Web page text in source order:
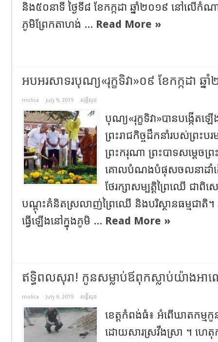
និង៥០នាទី ថ្ងៃទី៨ ខែកក្កដា ឆ្នាំ២០១៩ នៅលើកំណ
ភូមិព្រែកតាហង់ ... Read More »
អបអរសាទរបុណ្យ«រុក្ខទិវា»០៩ ខែកក្កដា ឆ្ន
molica July 9, 2019 សន្តិសុខ
បុណ្យ«រុក្ខទិវា»បានបង្កើតឡ
ព្រះរាជកិច្ចដឹកនាំរបស់ព្រះប
ព្រះករុណា ព្រះបាទសម្តេចព្
គោលបំណងបំផុសចលនាដាំដ
ថែរក្សាសម្បត្ដិព្រៃឈើ ជាពិស
បណ្តុះគំនិតស្រលាញ់ព្រៃឈើ និងបរិស្ថានធម្មជាតិ។ រុក្
ធ្វើឡើងនៅក្នុងភូមិ ... Read More »
ឥទ្ធិពលសុរា! កូនសម្លាប់ឪពុក​​ស្លាប់យ៉ាងអ
molica July 9, 2019 សន្តិសុខ
ខេត្តកំពង់ធំ៖ អំពើឃាតកម្ម
ដោយសារស្រវឹងស្រា ។ ហេតុ